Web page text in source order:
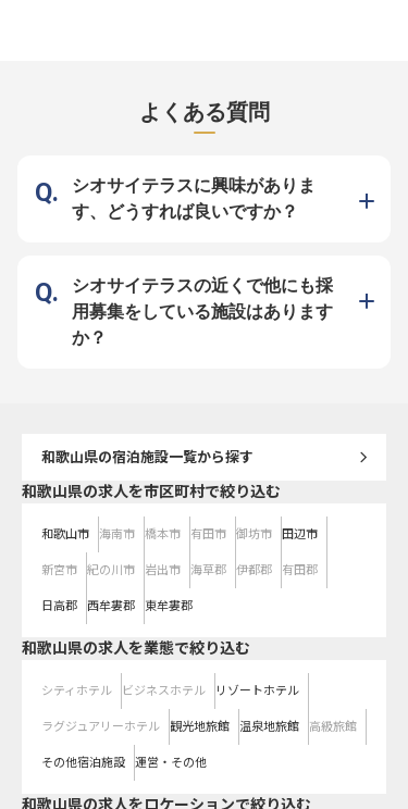
気感から汲み取り、先回りしたおも
てなし。そんな日本特有の奥深いホ
かく迎え入れること。立ち振る舞い
や言葉遣い、そして相手に寄り添う
誠実な姿勢が求められる、やりがい
の大きなお仕事です。 月給24万円
スキルを身に付けることが可能で
す。 一流のサービスパーソンとし
て、お客様の記憶に残る特別な物語
を一緒に紡いでいきませんか。向上
心を持ち、自らの感性を磨き続けた
い方を、心よりお待ちしています。
材の持ち味を最大限に引き出すため
の真剣勝負が繰り広げられていま
す。 私たちが大切にしているの
心」です。盛付の色彩、温度、そし
て提供のタイミング。これらすべて
において、お客様の状況を察し、最
高の状態で料理をお届けする。そん
完備。恵まれた自然環境の中で、集
中して技を磨くことができます。一
流の料理人としてさらなる高みを目
指したい方、日本の食文化を後世へ
ズを汲み
関する
す。美し
よくある質問
シオサイテラスに興味がありま
す、どうすれば良いですか？
シオサイテラスの近くで他にも採
用募集をしている施設はあります
か？
和歌山県の宿泊施設一覧から探す
和歌山県の求人を市区町村で絞り込む
和歌山市 海南市 橋本市 有田市 御坊市 田辺市
新宮市 紀の川市 岩出市 海草郡 伊都郡 有田郡
日高郡 西牟婁郡 東牟婁郡
和歌山県の求人を業態で絞り込む
シティホテル ビジネスホテル リゾートホテル
ラグジュアリーホテル 観光地旅館 温泉地旅館 高級旅館
その他宿泊施設 運営・その他
和歌山県の求人をロケーションで絞り込む